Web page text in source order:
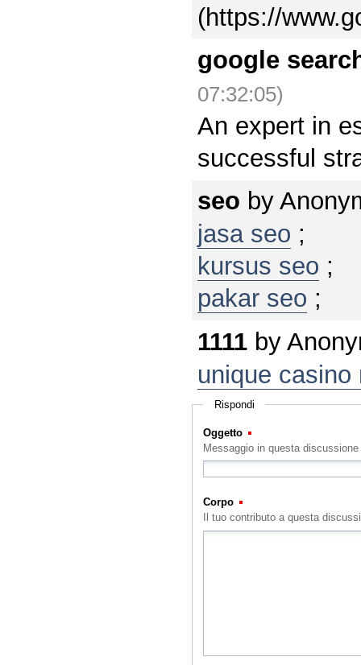
(https://
google
07:32:05)
An expert in
successful
seo by
jasa seo ;
kursus seo ;
pakar seo ;
1111by
unique casino
Rispondi
Oggetto
Messaggio in questa discussione
Corpo
Il tuo contributo a questa